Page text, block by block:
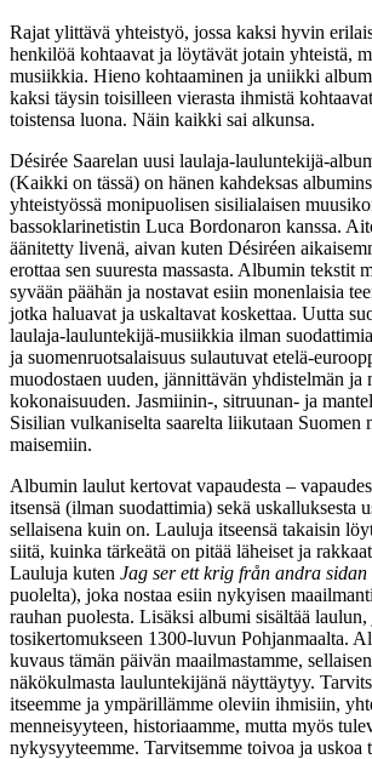
Rajat ylittävä yhteistyö, jossa kaksi hyvin
henkilöä kohtaavat ja löytävät jotain yhteistä,
musiikkia. Hieno kohtaaminen ja uniikki
kaksi täysin toisilleen vierasta ihmistä
toistensa luona. Näin kaikki sai alkunsa.
Désirée Saarelan uusi laulaja-lauluntekijä-
(Kaikki on tässä) on hänen kahdeksas
yhteistyössä monipuolisen sisilialaisen
bassoklarinetistin Luca Bordonaron kanssa.
äänitetty livenä, aivan kuten Désiréen
erottaa sen suuresta massasta. Albumin tekstit
syvään päähän ja nostavat esiin monenlaisia
jotka haluavat ja uskaltavat koskettaa. Uutta
laulaja-lauluntekijä-musiikkia ilman
ja suomenruotsalaisuus sulautuvat etelä-
muodostaen uuden, jännittävän yhdistelmän ja
kokonaisuuden. Jasmiinin-, sitruunan- ja
Sisilian vulkaniselta saarelta liikutaan Suomen
maisemiin.
Albumin laulut kertovat vapaudesta –
itsensä (ilman suodattimia) sekä uskalluksesta
sellaisena kuin on. Lauluja itseensä takaisin
siitä, kuinka tärkeätä on pitää läheiset ja
Lauluja kuten Jag ser ett krig från andra sidan
puolelta), joka nostaa esiin nykyisen
rauhan puolesta. Lisäksi albumi sisältää
tosikertomukseen 1300-luvun Pohjanmaalta.
kuvaus tämän päivän maailmastamme,
näkökulmasta lauluntekijänä näyttäytyy.
itseemme ja ympärillämme oleviin ihmisiin,
menneisyyteen, historiaamme, mutta myös
nykysyyteemme. Tarvitsemme toivoa ja uskoa